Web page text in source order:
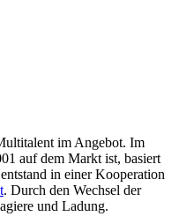
im Angebot. Im
auf dem Markt ist, basiert
in einer Kooperation
. Durch den Wechsel der
und Ladung.